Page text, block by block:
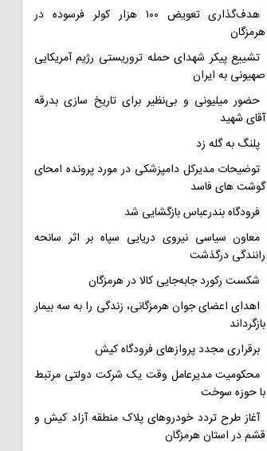
هدف‌گذاری تعویض ۱۰۰ هزار کولر فرسوده در
هرمزگان
تشییع پیکر شهدای حمله تروریستی رژیم آمریکایی
صهیونی به ایران
حضور میلیونی و بی‌نظیر برای تاریخ سازی بدرقه
آقای شهید
پلنگ به گله زد
توضیحات مدیرکل دامپزشکی در مورد پرونده امحای
گوشت های فاسد
فرودگاه بندرعباس بازگشایی شد
معاون سیاسی نیروی دریایی سپاه بر اثر سانحه
رانندگی درگذشت
شکست رکورد جابه‌جایی کالا در هرمزگان
اهدای اعضای جوان هرمزگانی، زندگی را به سه بیمار
بازگرداند
برقراری مجدد پروازهای فرودگاه کیش
محکومیت مدیرعامل وقت یک شرکت دولتی مرتبط
با حوزه سوخت
آغاز طرح تردد خودروهای پلاک منطقه آزاد کیش و
قشم در استان هرمزگان